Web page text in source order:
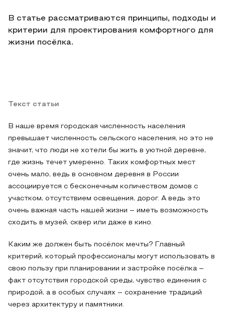
В статье рассматриваются принципы, подходы и
критерии для проектирования комфортного для
жизни посёлка.
Текст статьи
В наше время городская численность населения
превышает численность сельского населения, но это не
значит, что люди не хотели бы жить в уютной деревне,
где жизнь течет умеренно. Таких комфортных мест
очень мало, ведь в основном деревня в России
ассоциируется с бесконечным количеством домов с
участком, отсутствием освещения, дорог. А ведь это
очень важная часть нашей жизни – иметь возможность
сходить в музей, сквер или даже в кино.
Каким же должен быть посёлок мечты? Главный
критерий, который профессионалы могут использовать в
свою пользу при планировании и застройке посёлка –
факт отсутствия городской среды, чувство единения с
природой, а в особых случаях – сохранение традиций
через архитектуру и памятники.